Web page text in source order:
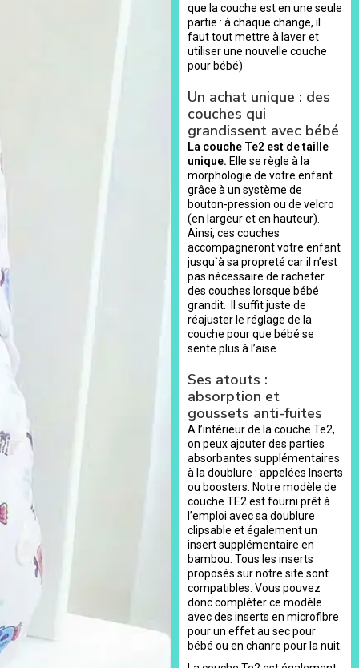
que la couche est en une seule
partie : à chaque change, il
faut tout mettre à laver et
utiliser une nouvelle couche
pour bébé)
Un achat unique : des
couches qui
grandissent avec bébé
La couche Te2 est de taille
unique. Elle se règle à la
morphologie de votre enfant
grâce à un système de
bouton-pression ou de velcro
(en largeur et en hauteur).
Ainsi, ces couches
accompagneront votre enfant
jusqu`à sa propreté car il n’est
pas nécessaire de racheter
des couches lorsque bébé
grandit. Il suffit juste de
réajuster le réglage de la
couche pour que bébé se
sente plus à l’aise.
Ses atouts :
absorption et
goussets anti-fuites
A l’intérieur de la couche Te2,
on peux ajouter des parties
absorbantes supplémentaires
à la doublure : appelées Inserts
ou boosters. Notre modèle de
couche TE2 est fourni prêt à
l’emploi avec sa doublure
clipsable et également un
insert supplémentaire en
bambou. Tous les inserts
proposés sur notre site sont
compatibles. Vous pouvez
donc compléter ce modèle
avec des inserts en microfibre
pour un effet au sec pour
bébé ou en chanre pour la nuit.